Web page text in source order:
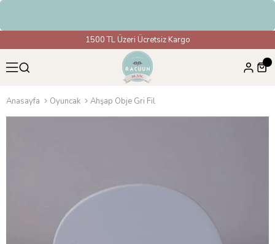
1500 TL Üzeri Ücretsiz Kargo
Anasayfa Oyuncak Ahşap Obje Gri Fil